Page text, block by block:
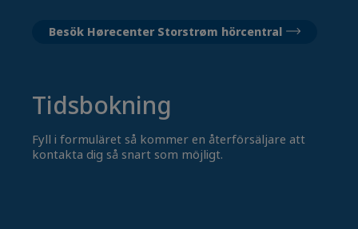
Besök Hørecenter Storstrøm hörcentral
Tidsbokning
Fyll i formuläret så kommer en återförsäljare att
kontakta dig så snart som möjligt.